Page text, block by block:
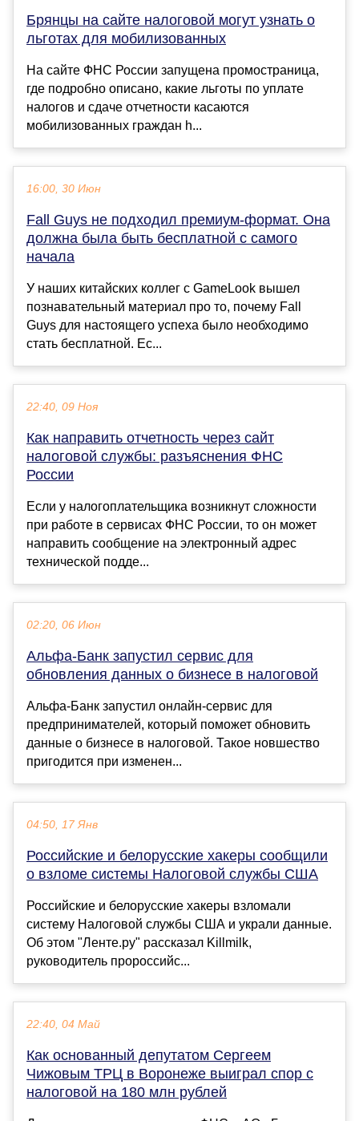
Брянцы на сайте налоговой могут узнать о
льготах для мобилизованных
На сайте ФНС России запущена промостраница,
где подробно описано, какие льготы по уплате
налогов и сдаче отчетности касаются
мобилизованных граждан h...
16:00, 30 Июн
Fall Guys не подходил премиум-формат. Она
должна была быть бесплатной с самого
начала
У наших китайских коллег с GameLook вышел
познавательный материал про то, почему Fall
Guys для настоящего успеха было необходимо
стать бесплатной. Ес...
22:40, 09 Ноя
Как направить отчетность через сайт
налоговой службы: разъяснения ФНС
России
Если у налогоплательщика возникнут сложности
при работе в сервисах ФНС России, то он может
направить сообщение на электронный адрес
технической подде...
02:20, 06 Июн
Альфа-Банк запустил сервис для
обновления данных о бизнесе в налоговой
Альфа-Банк запустил онлайн-сервис для
предпринимателей, который поможет обновить
данные о бизнесе в налоговой. Такое новшество
пригодится при изменен...
04:50, 17 Янв
Российские и белорусские хакеры сообщили
о взломе системы Налоговой службы США
Российские и белорусские хакеры взломали
систему Налоговой службы США и украли данные.
Об этом "Ленте.ру" рассказал Killmilk,
руководитель пророссийс...
22:40, 04 Май
Как основанный депутатом Сергеем
Чижовым ТРЦ в Воронеже выиграл спор с
налоговой на 180 млн рублей